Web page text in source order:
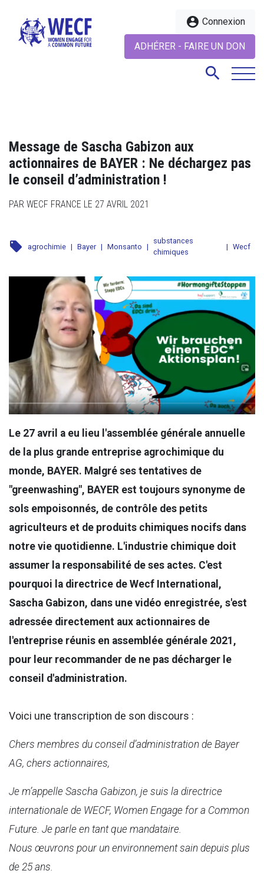
account_circle Connexion
ADHÉRER - FAIRE UN DON
search
Message de Sascha Gabizon aux
actionnaires de BAYER : Ne déchargez pas
le conseil d’administration !
PAR WECF FRANCE LE 27 AVRIL 2021
local_offer agrochimie | Bayer | Monsanto |
substances
chimiques
| Wecf
Le 27 avril a eu lieu l'assemblée générale annuelle
de la plus grande entreprise agrochimique du
monde, BAYER. Malgré ses tentatives de
"greenwashing", BAYER est toujours synonyme de
sols empoisonnés, de contrôle des petits
agriculteurs et de produits chimiques nocifs dans
notre vie quotidienne. L'industrie chimique doit
assumer la responsabilité de ses actes. C'est
pourquoi la directrice de Wecf International,
Sascha Gabizon, dans une vidéo enregistrée, s'est
adressée directement aux actionnaires de
l'entreprise réunis en assemblée générale 2021,
pour leur recommander de ne pas décharger le
conseil d'administration.
Voici une transcription de son discours :
Chers membres du conseil d’administration de Bayer
AG, chers actionnaires,
Je m’appelle Sascha Gabizon, je suis la directrice
internationale de WECF, Women Engage for a Common
Future. Je parle en tant que mandataire.
Nous œuvrons pour un environnement sain depuis plus
de 25 ans.